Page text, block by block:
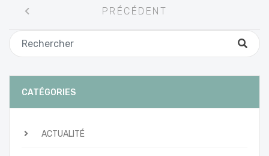
entre
les
articles
PRÉCÉDENT
CATÉGORIES
ACTUALITÉ